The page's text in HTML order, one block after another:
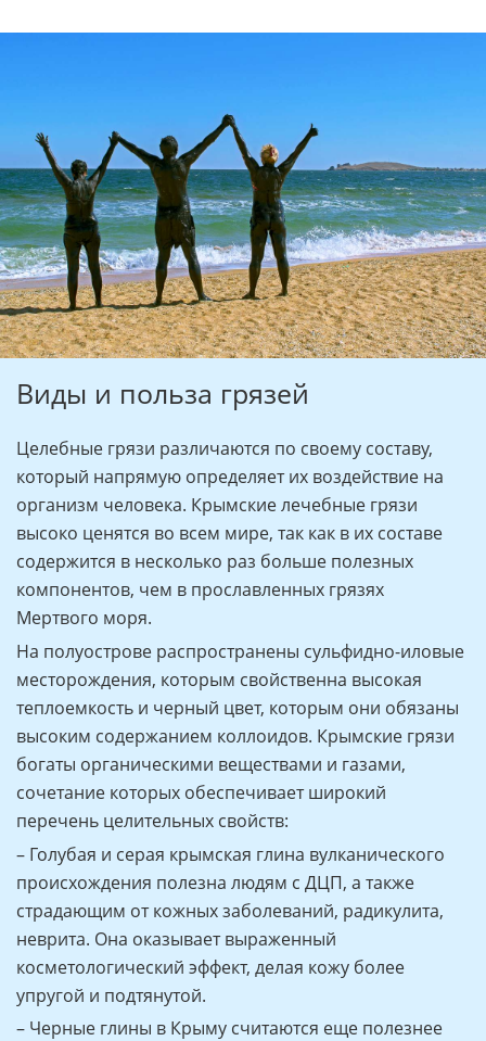
Виды и польза грязей
Целебные грязи различаются по своему составу,
который напрямую определяет их воздействие на
организм человека. Крымские лечебные грязи
высоко ценятся во всем мире, так как в их составе
содержится в несколько раз больше полезных
компонентов, чем в прославленных грязях
Мертвого моря.
На полуострове распространены сульфидно-иловые
месторождения, которым свойственна высокая
теплоемкость и черный цвет, которым они обязаны
высоким содержанием коллоидов. Крымские грязи
богаты органическими веществами и газами,
сочетание которых обеспечивает широкий
перечень целительных свойств:
– Голубая и серая крымская глина вулканического
происхождения полезна людям с ДЦП, а также
страдающим от кожных заболеваний, радикулита,
неврита. Она оказывает выраженный
косметологический эффект, делая кожу более
упругой и подтянутой.
– Черные глины в Крыму считаются еще полезнее